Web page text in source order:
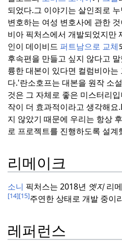
되었다.그 이야기는 살인죄로
변호하는 여성 변호사에 관한
비아 픽처스에서 개발되었지만
인이 데이비드 퍼트남으로 교체
후속편을 만들고 싶지 않다고
륭한 대본이 있다면 컬럼비아
다.'란소호프는 대본을 원작 소
것은 그 자체로 좋은 미스터리
작이 더 효과적이라고 생각해요.
지 않았기 때문에 우리는 항상
로 프로젝트를 진행하도록 설계
리메이크
소니 픽처스는 2018년 엣지리
[14][15]주연한 상태로 개발 중이
레퍼런스